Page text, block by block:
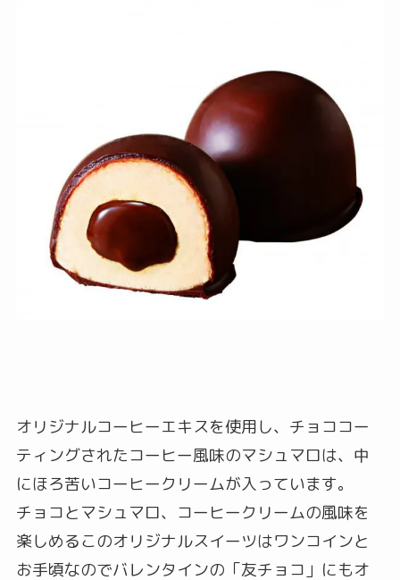
オリジナルコーヒーエキスを使用し、チョココー
ティングされたコーヒー風味のマシュマロは、中
にほろ苦いコーヒークリームが入っています。
チョコとマシュマロ、コーヒークリームの風味を
楽しめるこのオリジナルスイーツはワンコインと
お手頃なのでバレンタインの「友チョコ」にもオ